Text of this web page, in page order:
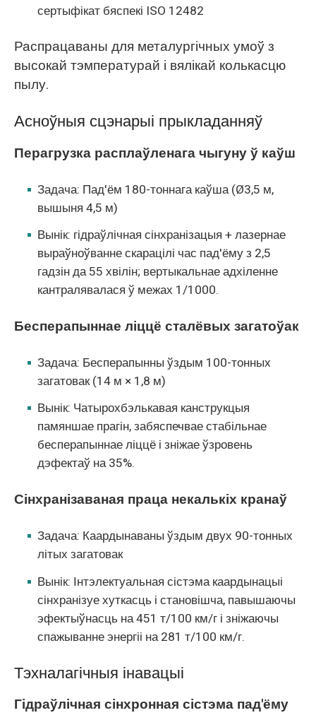
сертыфікат бяспекі ISO 12482
Распрацаваны для металургічных умоў з
высокай тэмпературай і вялікай колькасцю
пылу.
Асноўныя сцэнарыі прыкладанняў
Перагрузка расплаўленага чыгуну ў каўш
Задача: Пад'ём 180-тоннага каўша (Ø3,5 м,
вышыня 4,5 м)
Вынік: гідраўлічная сінхранізацыя + лазернае
выраўноўванне скарацілі час пад'ёму з 2,5
гадзін да 55 хвілін; вертыкальнае адхіленне
кантралявалася ў межах 1/1000.
Бесперапыннае ліццё сталёвых загатоўак
Задача: Бесперапынны ўздым 100-тонных
загатовак (14 м × 1,8 м)
Вынік: Чатырохбэлькавая канструкцыя
памяншае прагін, забяспечвае стабільнае
бесперапыннае ліццё і зніжае ўзровень
дэфектаў на 35%.
Сінхранізаваная праца некалькіх кранаў
Задача: Каардынаваны ўздым двух 90-тонных
літых загатовак
Вынік: Інтэлектуальная сістэма каардынацыі
сінхранізуе хуткасць і становішча, павышаючы
эфектыўнасць на 451 т/100 км/г і зніжаючы
спажыванне энергіі на 281 т/100 км/г.
Тэхналагічныя інавацыі
Гідраўлічная сінхронная сістэма пад'ёму